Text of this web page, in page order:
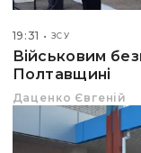
19:31 ЗСУ
Військовим
Полтавщині
Даценко Євгеній